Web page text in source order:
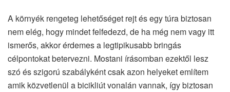
A környék rengeteg lehetőséget rejt és egy túra biztosan
nem elég, hogy mindet felfedezd, de ha még nem vagy itt
ismerős, akkor érdemes a legtipikusabb bringás
célpontokat betervezni. Mostani írásomban ezektől lesz
szó és szigorú szabályként csak azon helyeket említem
amik közvetlenül a bicikliút vonalán vannak, így biztosan